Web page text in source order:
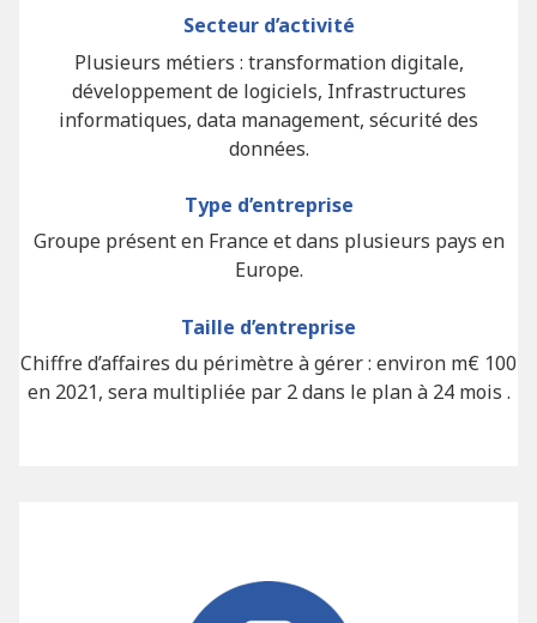
Secteur d’activité
Plusieurs métiers : transformation digitale,
développement de logiciels, Infrastructures
informatiques, data management, sécurité des
données.
Type d’entreprise
Groupe présent en France et dans plusieurs pays en
Europe.
Taille d’entreprise
Chiffre d’affaires du périmètre à gérer : environ m€ 100
en 2021, sera multipliée par 2 dans le plan à 24 mois .